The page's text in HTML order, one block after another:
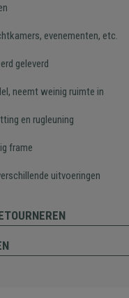
evenementen, etc.
geleverd
neemt weinig ruimte in
en rugleuning
frame
uitvoeringen